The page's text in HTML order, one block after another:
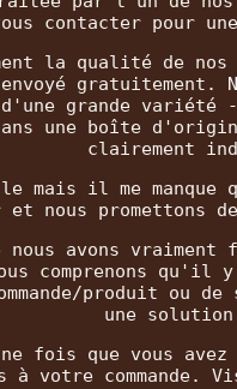
contacter pour
la qualité de
envoyé
grande variété
une boîte
clairement
mais il me manque
et nous
avons
comprenons
produit ou de
une
fois que vous
à votre commande.